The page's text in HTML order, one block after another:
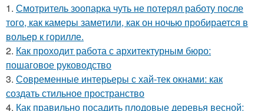
1. Смотритель зоопарка чуть не потерял работу после
того, как камеры заметили, как он ночью пробирается в
вольер к горилле.
2. Как проходит работа с архитектурным бюро:
пошаговое руководство
3. Современные интерьеры с хай-тек окнами: как
создать стильное пространство
4. Как правильно посадить плодовые деревья весной: